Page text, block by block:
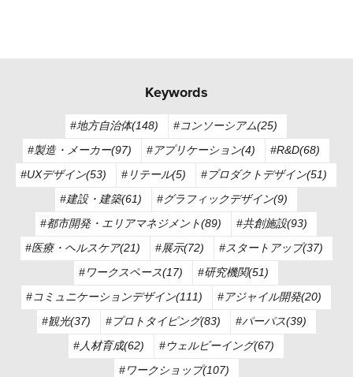
Keywords
#地方自治体(148)
#コンソーシアム(25)
#製造・メーカー(97)
#アプリケーション(4)
#R&D(68)
#UXデザイン(53)
#リテール(5)
#プロダクトデザイン(51)
#建設・建築(61)
#グラフィックデザイン(9)
#都市開発・エリアマネジメント(89)
#共創施設(93)
#医療・ヘルスケア(21)
#展示(72)
#スタートアップ(37)
#ワークスペース(17)
#研究機関(51)
#コミュニケーションデザイン(111)
#アジャイル開発(20)
#観光(37)
#プロトタイピング(83)
#パーパス(39)
#人材育成(62)
#ウェルビーイング(67)
#ワークショップ(107)